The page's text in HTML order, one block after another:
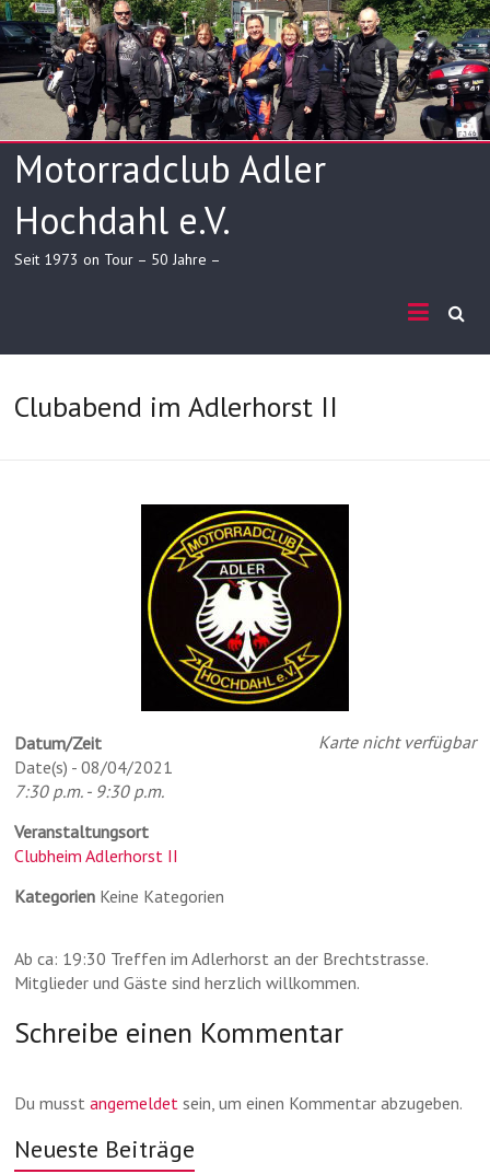
Skip
to
content
Motorradclub Adler
Hochdahl e.V.
Seit 1973 on Tour – 50 Jahre –
Clubabend im Adlerhorst II
Karte nicht verfügbar
Datum/Zeit
Date(s) - 08/04/2021
7:30 p.m. - 9:30 p.m.
Veranstaltungsort
Clubheim Adlerhorst II
Kategorien Keine Kategorien
Ab ca: 19:30 Treffen im Adlerhorst an der Brechtstrasse.
Mitglieder und Gäste sind herzlich willkommen.
Schreibe einen Kommentar
Du musstangemeldet sein, um einen Kommentar abzugeben.
Neueste Beiträge